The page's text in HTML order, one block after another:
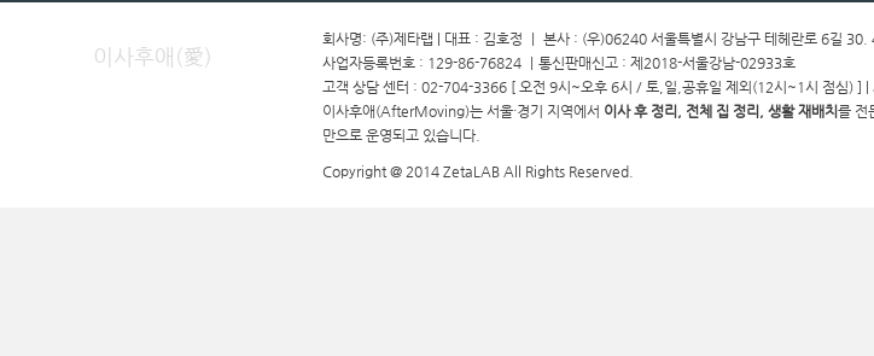
이사후애(愛)
회사명: (주)제타랩 | 대표 : 김호정 ㅣ 본사 : (우)06240 서울특별시 강남구 테헤란로 6길
사업자등록번호 : 129-86-76824 ㅣ통신판매신고 : 제2018-서울강남-02933호
고객 상담 센터 : 02-704-3366 [ 오전 9시~오후 6시 / 토,일,공휴일 제외(12시~1시 점심)
이사후애(AfterMoving)는 서울·경기 지역에서 이사 후 정리, 전체 집 정리, 생활 재배치 를 전
만으로 운영되고 있습니다.
Copyright @ 2014 ZetaLAB All Rights Reserved.